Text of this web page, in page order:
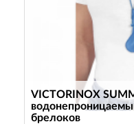
VICTORINOX
брелоков